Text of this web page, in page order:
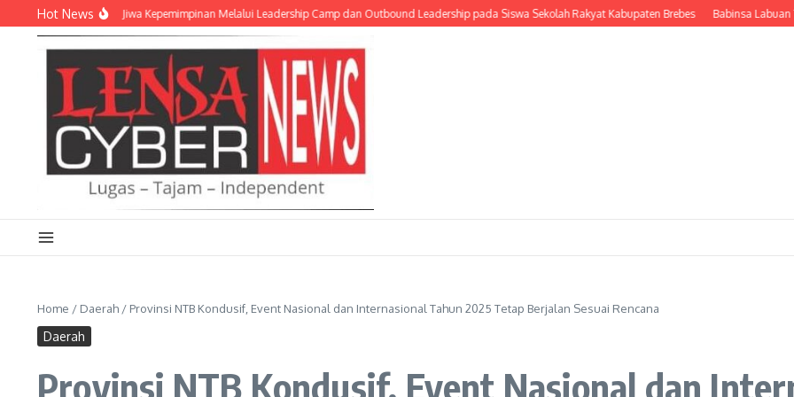
Lewati ke konten
Hot News
Tanamkan Jiwa Kepemimpinan Melalui Leadership Camp dan Outbound Leadership pada Siswa Sekolah Rakyat Kabupaten Brebes Babinsa Labuan
Home / Daerah / Provinsi NTB Kondusif, Event Nasional dan Internasional Tahun 2025 Tetap Berjalan Sesuai Rencana
Daerah
Provinsi NTB Kondusif, Event Nasional dan